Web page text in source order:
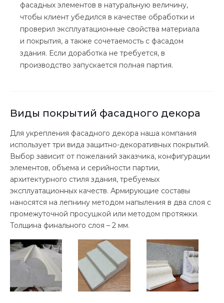
фасадных элементов в натуральную величину,
чтобы клиент убедился в качестве обработки и
проверил эксплуатационные свойства материала
и покрытия, а также сочетаемость с фасадом
здания. Если доработка не требуется, в
производство запускается полная партия.
Виды покрытий фасадного декора
Для укрепления фасадного декора наша компания
использует три вида защитно-декоративных покрытий.
Выбор зависит от пожеланий заказчика, конфигурации
элементов, объема и серийности партии,
архитектурного стиля здания, требуемых
эксплуатационных качеств. Армирующие составы
наносятся на лепнину методом напыления в два слоя с
промежуточной просушкой или методом протяжки.
Толщина финального слоя – 2 мм.